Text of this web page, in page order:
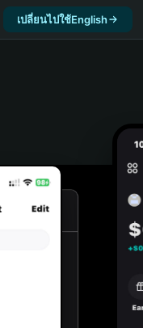
เปลี่ยนไปใช้English